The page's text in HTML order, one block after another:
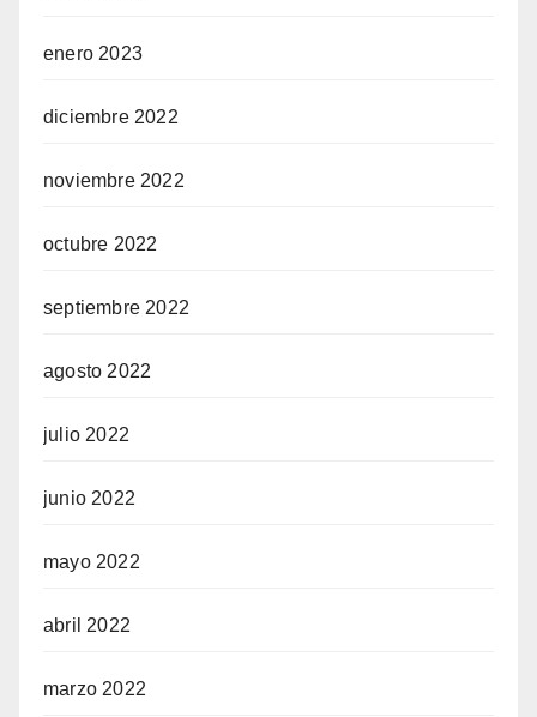
enero 2023
diciembre 2022
noviembre 2022
octubre 2022
septiembre 2022
agosto 2022
julio 2022
junio 2022
mayo 2022
abril 2022
marzo 2022